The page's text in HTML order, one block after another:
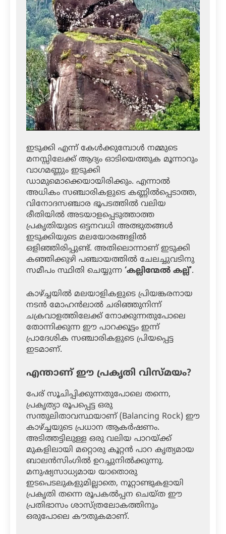
ഇടുക്കി എന്ന് കേൾക്കുമ്പോൾ നമ്മുടെ
മനസ്സിലേക്ക് ആദ്യം ഓടിയെത്തുക മൂന്നാറും
വാഗമണ്ണും ഇടുക്കി
ഡാമുമൊക്കെയായിരിക്കും. എന്നാൽ
അധികം സഞ്ചാരികളുടെ കണ്ണിൽപ്പെടാത്ത,
വിനോദസഞ്ചാര ഭൂപടത്തിൽ വലിയ
രീതിയിൽ അടയാളപ്പെടുത്താത്ത
പ്രകൃതിയുടെ ഒട്ടനവധി അത്ഭുതങ്ങൾ
ഇടുക്കിയുടെ മലയോരങ്ങളിൽ
ഒളിഞ്ഞിരിപ്പുണ്ട്. അതിലൊന്നാണ് ഇടുക്കി
കഞ്ഞിക്കുഴി പഞ്ചായത്തിൽ ചേലച്ചുവടിനു
സമീപം സ്ഥിതി ചെയ്യുന്ന ‘കല്ലിന്മേൽ കല്ല്’.
കാഴ്ച്ചയിൽ മലയാളികളുടെ പ്രിയങ്കരനായ
നടൻ മോഹൻലാൽ ചരിഞ്ഞുനിന്ന്
ചക്രവാളത്തിലേക്ക് നോക്കുന്നതുപോലെ
തോന്നിക്കുന്ന ഈ പാറക്കൂട്ടം ഇന്ന്
പ്രാദേശിക സഞ്ചാരികളുടെ പ്രിയപ്പെട്ട
ഇടമാണ്.
എന്താണ് ഈ പ്രകൃതി വിസ്മയം?
പേര് സൂചിപ്പിക്കുന്നതുപോലെ തന്നെ,
പ്രകൃത്യാ രൂപപ്പെട്ട ഒരു
സന്തുലിതാവസ്ഥയാണ് (Balancing Rock) ഈ
കാഴ്ച്ചയുടെ പ്രധാന ആകർഷണം.
അടിത്തട്ടിലുള്ള ഒരു വലിയ പാറയ്ക്ക്
മുകളിലായി മറ്റൊരു കൂറ്റൻ പാറ കൃത്യമായ
ബാലൻസിംഗിൽ ഉറച്ചുനിൽക്കുന്നു.
മനുഷ്യസാധ്യമായ യാതൊരു
ഇടപെടലുകളുമില്ലാതെ, നൂറ്റാണ്ടുകളായി
പ്രകൃതി തന്നെ രൂപകൽപ്പന ചെയ്ത ഈ
പ്രതിഭാസം ശാസ്ത്രലോകത്തിനും
ഒരുപോലെ കൗതുകമാണ്.